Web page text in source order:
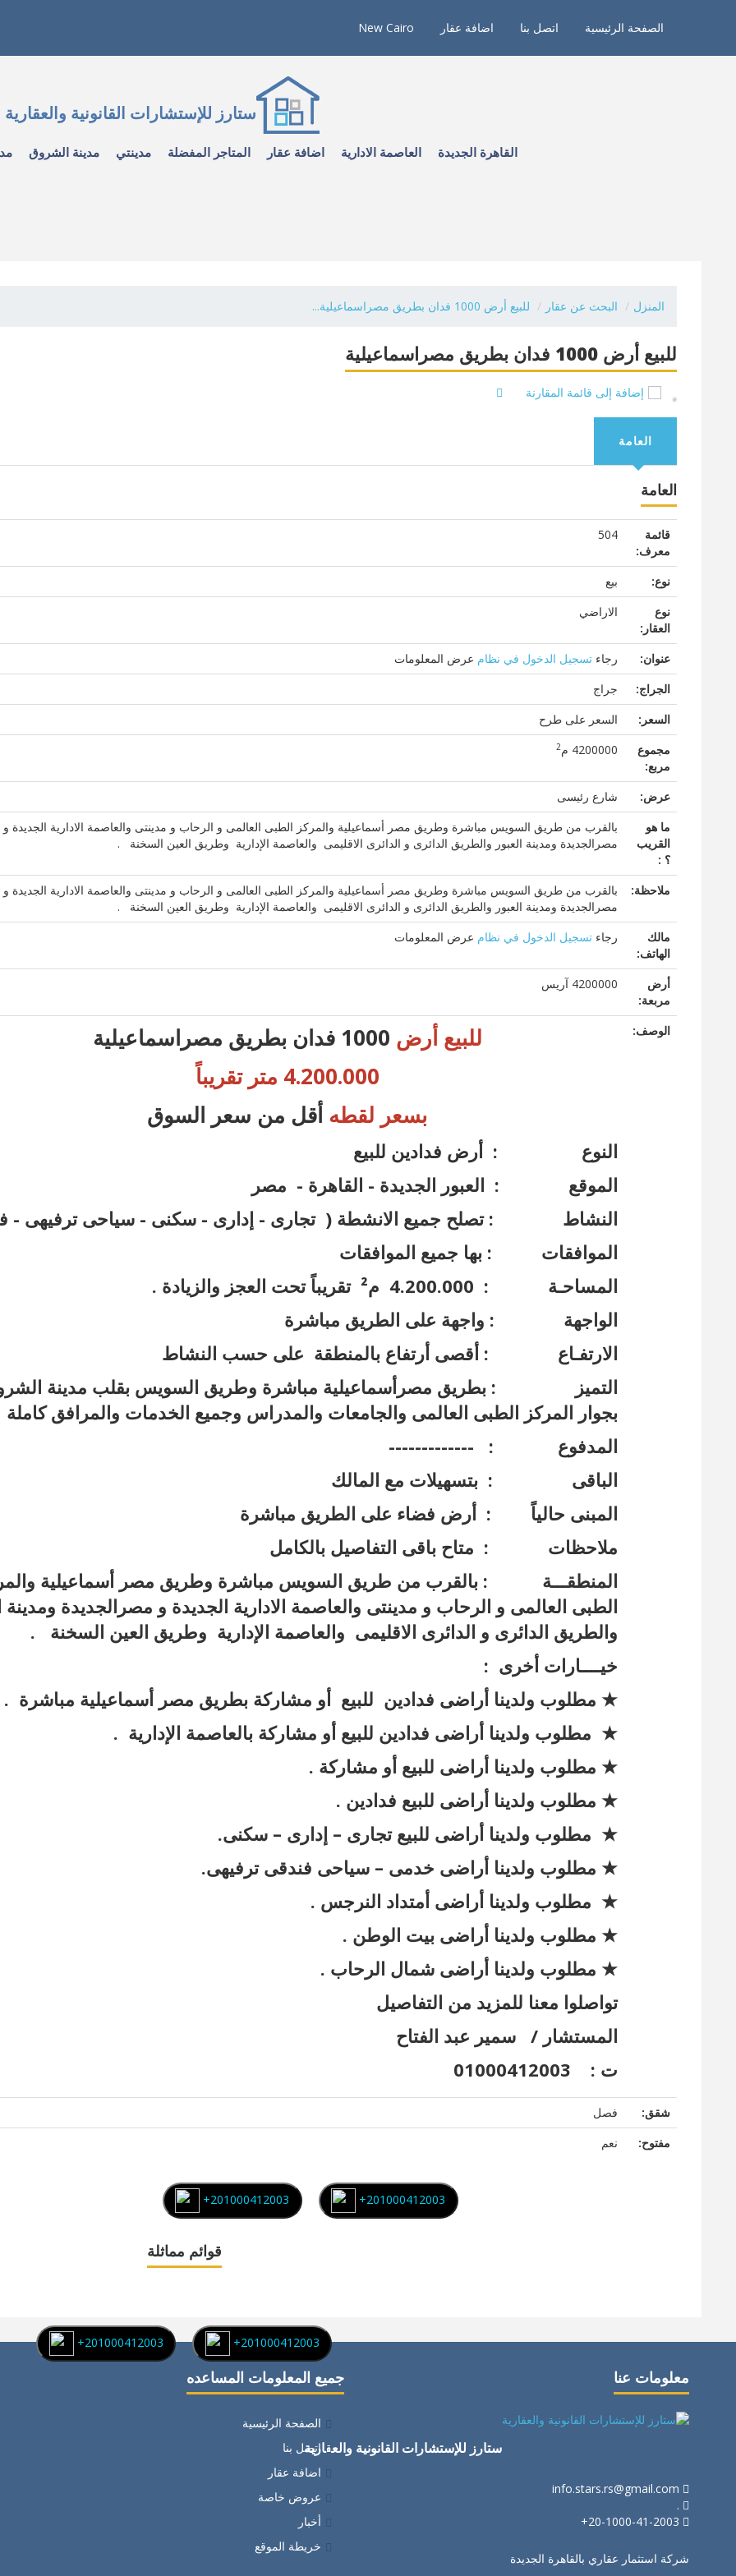
الصفحة الرئيسية اتصل بنا اضافة عقار New Cairo
ستارز للإستشارات القانونية والعقارية
القاهرة الجديدة العاصمة الادارية اضافة عقار المتاجر المفضلة مدينتي مدينة الشروق
المنزل البحث عن عقار للبيع أرض 1000 فدان بطريق مصراسماعيلية...
للبيع أرض 1000 فدان بطريق مصراسماعيلية
إضافة إلى قائمة المقارنة
العامة
العامة
قائمة
معرف:
504
نوع:
بيع
نوع
العقار:
الاراضي
عنوان: رجاء تسجيل الدخول في نظام عرض المعلومات
الجراج:
جراج
السعر:
السعر على طرح
مجموع
مربع:
4200000 م 2
عرض:
شارع رئيسى
ما هو
القريب
؟ :
بالقرب من طريق السويس مباشرة وطريق مصر أسماعيلية والمركز الطبى العالمى و الرحاب و مدينتى والعاصمة الادارية الجديدة و
مصرالجديدة ومدينة العبور والطريق الدائرى و الدائرى الاقليمى والعاصمة الإدارية وطريق العين السخنة .
ملاحظة:
بالقرب من طريق السويس مباشرة وطريق مصر أسماعيلية والمركز الطبى العالمى و الرحاب و مدينتى والعاصمة الادارية الجديدة و
مصرالجديدة ومدينة العبور والطريق الدائرى و الدائرى الاقليمى والعاصمة الإدارية وطريق العين السخنة .
مالك
الهاتف:
رجاء تسجيل الدخول في نظام عرض المعلومات
أرض
مربعة:
4200000 آريس
الوصف: للبيع أرض
4.200.000 متر تقريباً
بسعر لقطه أقل من سعر السوق
النوع : أرض فدادين للبيع
الموقع : العبور الجديدة - القاهرة - مصر
النشاط : تصلح جميع الانشطة ( تجارى - إدارى - سكنى - سياحى ترفيهى -
الموافقات : بها جميع الموافقات
المساحـة : 4.200.000 م² تقريباً تحت العجز والزيادة .
الواجهة : واجهة على الطريق مباشرة
الارتفـاع : أقصى أرتفاع بالمنطقة على حسب النشاط
التميز : بطريق مصرأسماعيلية مباشرة وطريق السويس بقلب مدينة
بجوار المركز الطبى العالمى والجامعات والمدراس وجميع الخدمات والمرافق كاملة
المدفوع : -------------
الباقى : بتسهيلات مع المالك
المبنى حالياً : أرض فضاء على الطريق مباشرة
ملاحظات : متاح باقى التفاصيل بالكامل
المنطقـــة : بالقرب من طريق السويس مباشرة وطريق مصر أسماعيلية
الطبى العالمى و الرحاب و مدينتى والعاصمة الادارية الجديدة و مصرالجديدة ومدينة
والطريق الدائرى و الدائرى الاقليمى والعاصمة الإدارية وطريق العين السخنة .
خيــــارات أخرى :
★ مطلوب ولدينا أراضى فدادين للبيع أو مشاركة بطريق مصر أسماعيلية مباشرة .
★ مطلوب ولدينا أراضى فدادين للبيع أو مشاركة بالعاصمة الإدارية .
★ مطلوب ولدينا أراضى للبيع أو مشاركة .
★ مطلوب ولدينا أراضى للبيع فدادين .
★ مطلوب ولدينا أراضى للبيع تجارى – إدارى – سكنى.
★ مطلوب ولدينا أراضى خدمى – سياحى فندقى ترفيهى.
★ مطلوب ولدينا أراضى أمتداد النرجس .
★ مطلوب ولدينا أراضى بيت الوطن .
★ مطلوب ولدينا أراضى شمال الرحاب .
تواصلوا معنا للمزيد من التفاصيل
المستشار / سمير عبد الفتاح
ت : 01000412003
شقق:
فصل
مفتوح:
نعم
+201000412003
+201000412003
قوائم مماثلة
+201000412003
+201000412003
معلومات عنا
ستارز للإستشارات القانونية والعقارية
info.stars.rs@gmail.com
.
شركة استثمار عقاري بالقاهرة الجديدة
جميع المعلومات المساعده
الصفحة الرئيسية
اتصل بنا
اضافة عقار
عروض خاصة
أخبار
خريطة الموقع